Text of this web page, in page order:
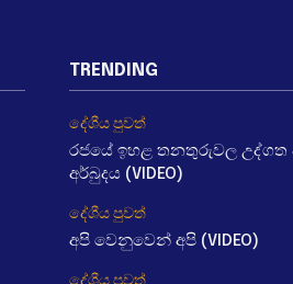
TRENDING
දේශීය පුවත්
රජයේ ඉහළ තනතුරුවල උද්ගත
අර්බුදය (VIDEO)
දේශීය පුවත්
අපි වෙනුවෙන් අපි (VIDEO)
දේශීය පුවත්